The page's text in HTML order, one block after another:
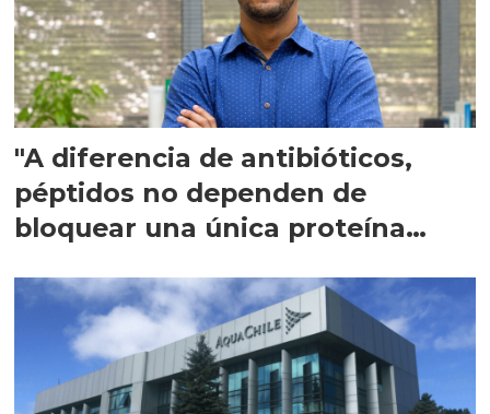
"A diferencia de antibióticos,
péptidos no dependen de
bloquear una única proteína